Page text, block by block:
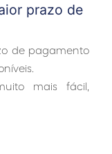
prazo de
de pagamento
mais fácil,